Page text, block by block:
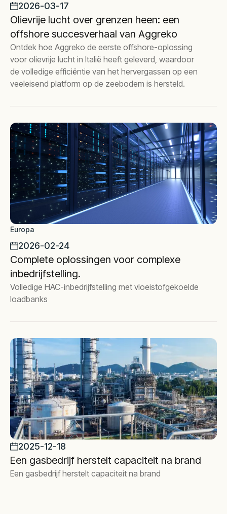
2026-03-17
Olievrije lucht over grenzen heen: een
offshore succesverhaal van Aggreko
Ontdek hoe Aggreko de eerste offshore-oplossing
voor olievrije lucht in Italië heeft geleverd, waardoor
de volledige efficiëntie van het hervergassen op een
veeleisend platform op de zeebodem is hersteld.
Europa
2026-02-24
Complete oplossingen voor complexe
inbedrijfstelling.
Volledige HAC-inbedrijfstelling met vloeistofgekoelde
loadbanks
2025-12-18
Een gasbedrijf herstelt capaciteit na brand
Een gasbedrijf herstelt capaciteit na brand